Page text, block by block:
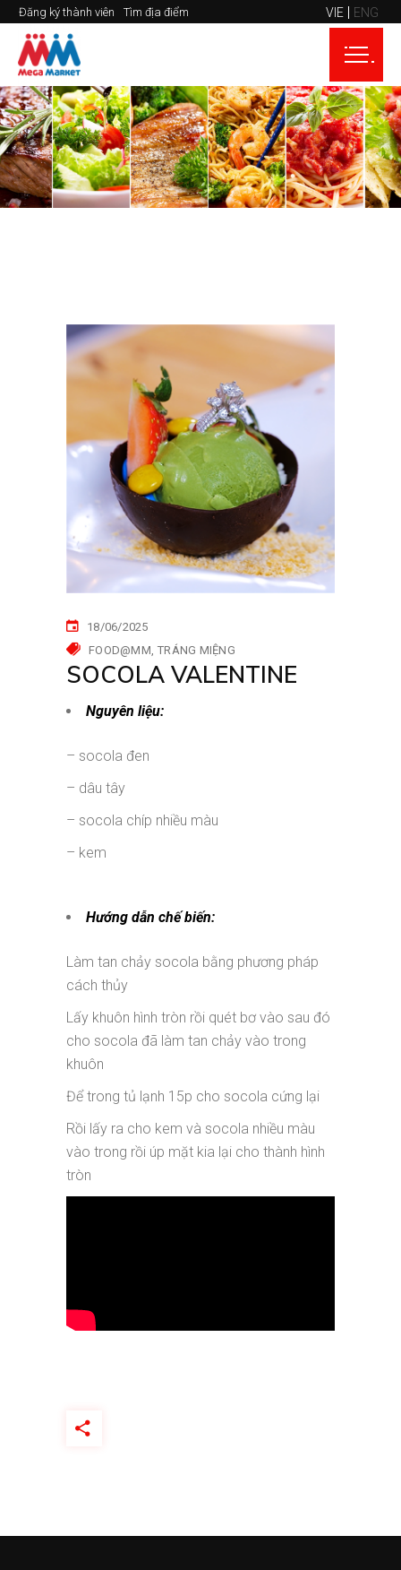
Đăng ký thành viên Tìm địa điểm VIE ENG
18/06/2025
FOOD@MM TRÁNG MIỆNG
SOCOLA VALENTINE
Nguyên liệu:
– socola đen
– dâu tây
– socola chíp nhiều màu
– kem
Hướng dẫn chế biến:
Làm tan chảy socola bằng phương pháp
cách thủy
Lấy khuôn hình tròn rồi quét bơ vào sau đó
cho socola đã làm tan chảy vào trong
khuôn
Để trong tủ lạnh 15p cho socola cứng lại
Rồi lấy ra cho kem và socola nhiều màu
vào trong rồi úp mặt kia lại cho thành hình
tròn